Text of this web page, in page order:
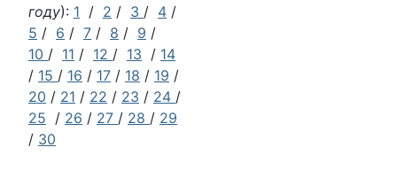
году): 1 / 2 / 3 / 4 /
5 / 6 / 7 / 8 / 9 /
10 / 11 / 12 / 13 / 14
/ 15 / 16 / 17 / 18 / 19 /
20 / 21 / 22 / 23 / 24 /
25 / 26 / 27 / 28 / 29
/ 30